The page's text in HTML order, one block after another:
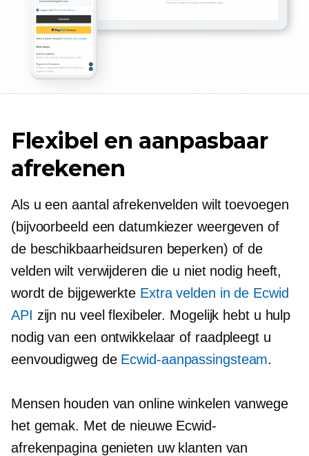
Flexibel en aanpasbaar
afrekenen
Als u een aantal afrekenvelden wilt toevoegen
(bijvoorbeeld een datumkiezer weergeven of
de beschikbaarheidsuren beperken) of de
velden wilt verwijderen die u niet nodig heeft,
wordt de bijgewerkte Extra velden in de Ecwid
API zijn nu veel flexibeler. Mogelijk hebt u hulp
nodig van een ontwikkelaar of raadpleegt u
eenvoudigweg de Ecwid-aanpassingsteam.
Mensen houden van online winkelen vanwege
het gemak. Met de nieuwe Ecwid-
afrekenpagina genieten uw klanten van